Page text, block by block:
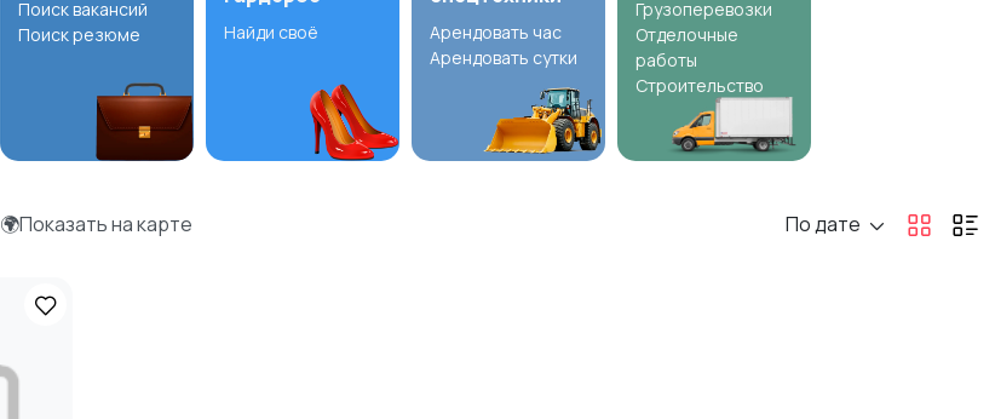
Поиск вакансий
Поиск резюме
Найди своё
Арендовать час
Арендовать сутки
Грузоперевозки
Отделочные
работы
Строительство
🌍Показать на карте По дате